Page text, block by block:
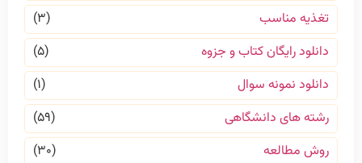
تغذیه مناسب
(۳)
دانلود رایگان کتاب و جزوه
(۵)
دانلود نمونه سوال
(۱)
رشته های دانشگاهی
(۵۹)
روش مطالعه
(۳۰)